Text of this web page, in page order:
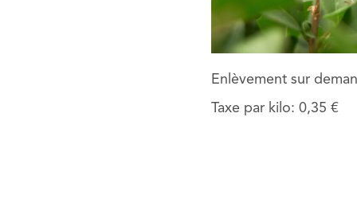
Enlèvement sur
Taxe par kilo: 0,35 €